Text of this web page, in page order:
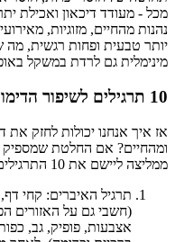
מכל - מעודד דיכאון ואכילת
נהנות מהחיים, מזוגיות,
יותר טבעית ופחות רגשית, מה
מינימלית גם לרדת במשקל
10 תרגילים לשיפור הדימוי העצמי
אז איך אנחנו יכולות לחזק את
ומהחיים? אם החלטת שמספיק
ממליצה ליישם את 10 התרגילים הבאים במלוא הרצינות:
(חשבי גם על האזורים
אצבעות, פופיק, גב,